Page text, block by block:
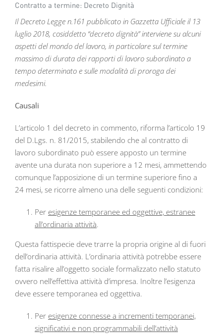
Contratto a termine: Decreto Dignità
Il Decreto Legge n.161 pubblicato in Gazzetta Ufficiale il 13
luglio 2018, cosiddetto “decreto dignità” interviene su alcuni
aspetti del mondo del lavoro, in particolare sul termine
massimo di durata dei rapporti di lavoro subordinato a
tempo determinato e sulle modalità di proroga dei
medesimi.
Causali
L’articolo 1 del decreto in commento, riforma l’articolo 19
del D.Lgs. n. 81/2015, stabilendo che al contratto di
lavoro subordinato può essere apposto un termine
avente una durata non superiore a 12 mesi, ammettendo
comunque l’apposizione di un termine superiore fino a
24 mesi, se ricorre almeno una delle seguenti condizioni:
Per esigenze temporanee ed oggettive, estranee
all’ordinaria attività.
Questa fattispecie deve trarre la propria origine al di fuori
dell’ordinaria attività. L’ordinaria attività potrebbe essere
fatta risalire all’oggetto sociale formalizzato nello statuto
ovvero nell’effettiva attività d’impresa. Inoltre l’esigenza
deve essere temporanea ed oggettiva.
Per esigenze connesse a incrementi temporanei,
significativi e non programmabili dell’attività